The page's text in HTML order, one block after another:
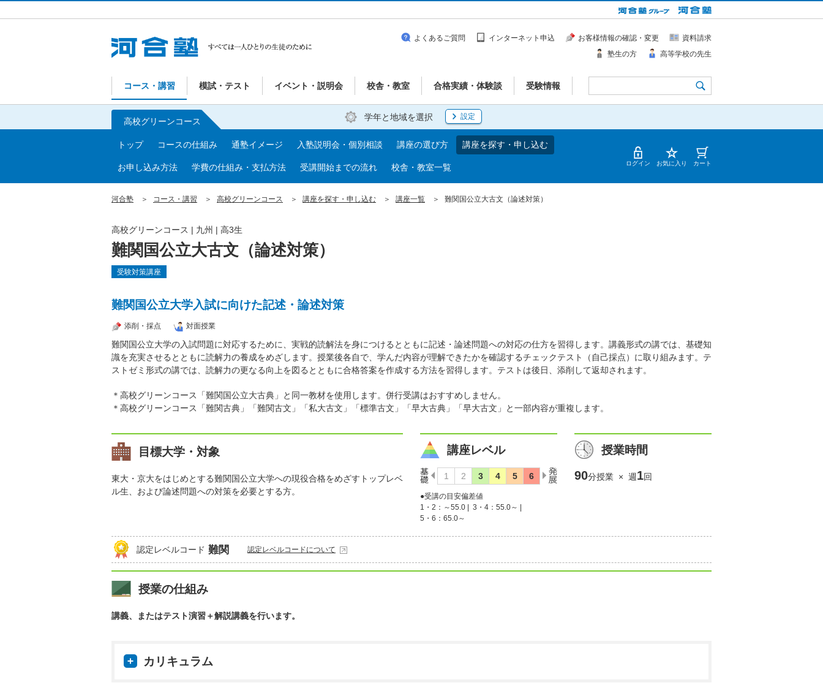
コース・講習 模試・テスト イベント・説明会 校舎・教室 合格実績・体験談 受験情報
よくあるご質問 インターネット申込 お客様情報の確認・変更
資料請求
塾生の方
高等学校の先生
学年と地域を選択 設定
高校グリーンコース
トップ コースの仕組み 通塾イメージ 入塾説明会・個別相談 講座の選び方 講座を探す・申し込む
お申し込み方法 学費の仕組み・支払方法 受講開始までの流れ 校舎・教室一覧 ログイン お気に入り カート
河合塾 コース・講習 高校グリーンコース 講座を探す・申し込む 講座一覧 難関国公立大古文（論述対策）
高校グリーンコース | 九州 | 高3生
難関国公立大古文（論述対策）
受験対策講座
難関国公立大学入試に向けた記述・論述対策
添削・採点 対面授業
難関国公立大学の入試問題に対応するために、実戦的読解法を身につけるとともに記述・論述問題への対応の仕方を習得します。講義形式の講では、基礎知
識を充実させるとともに読解力の養成をめざします。授業後各自で、学んだ内容が理解できたかを確認するチェックテスト（自己採点）に取り組みます。テ
ストゼミ形式の講では、読解力の更なる向上を図るとともに合格答案を作成する方法を習得します。テストは後日、添削して返却されます。
＊高校グリーンコース「難関国公立大古典」と同一教材を使用します。併行受講はおすすめしません。
＊高校グリーンコース「難関古典」「難関古文」「私大古文」「標準古文」「早大古典」「早大古文」と一部内容が重複します。
目標大学・対象
東大・京大をはじめとする難関国公立大学への現役合格をめざすトップレベ
ル生、および論述問題への対策を必要とする方。
講座レベル
●受講の目安偏差値
1・2：～55.0 |
3・4：55.0～ |
5・6：65.0～
授業時間
90分授業 × 週1回
認定レベルコード 難関 認定レベルコードについて
授業の仕組み
講義、またはテスト演習＋解説講義を行います。
カリキュラム